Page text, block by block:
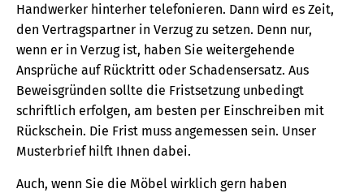
Handwerker hinterher telefonieren. Dann wird es Zeit,
den Vertragspartner in Verzug zu setzen. Denn nur,
wenn er in Verzug ist, haben Sie weitergehende
Ansprüche auf Rücktritt oder Schadensersatz. Aus
Beweisgründen sollte die Fristsetzung unbedingt
schriftlich erfolgen, am besten per Einschreiben mit
Rückschein. Die Frist muss angemessen sein. Unser
Musterbrief hilft Ihnen dabei.
Auch, wenn Sie die Möbel wirklich gern haben